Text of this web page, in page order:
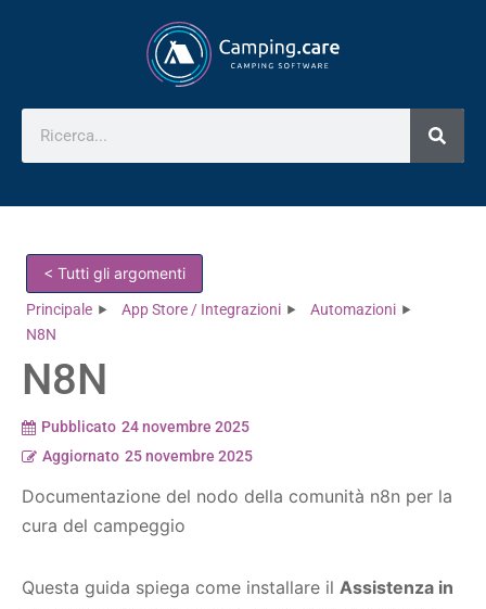
< Tutti gli argomenti
Principale App Store / Integrazioni
Automazioni
N8N
N8N
Pubblicato 24 novembre 2025
Aggiornato 25 novembre 2025
Documentazione del nodo della comunità n8n per la
cura del campeggio
Questa guida spiega come installare il Assistenza in